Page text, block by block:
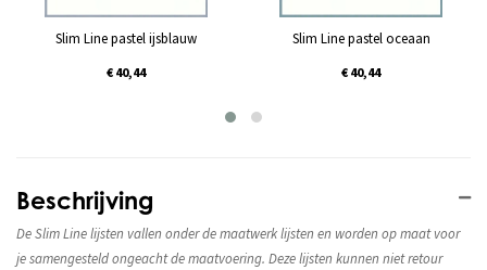
Beschrijving
De Slim Line lijsten vallen onder de maatwerk lijsten en worden op maat voor
je samengesteld ongeacht de maatvoering. Deze lijsten kunnen niet retour
Slim Line pastel ijsblauw
€ 40,44
Slim Line pastel oceaan
€ 40,44